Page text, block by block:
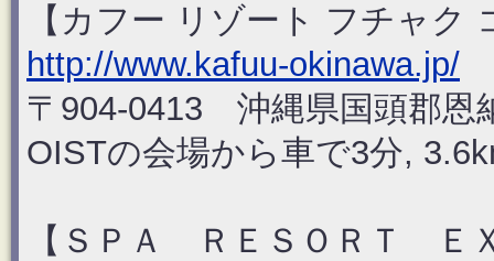
【カフー リゾート フチャク
http://www.kafuu-okinawa.jp/
〒904-0413 沖縄県国頭郡恩
OISTの会場から車で3分,
【ＳＰＡ ＲＥＳＯＲＴ Ｅ